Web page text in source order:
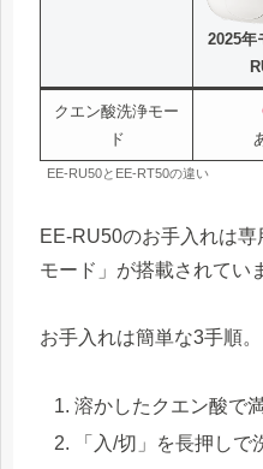
2025年
クエン酸洗浄モー
ド
EE-RU50とEE-RT50の違い
EE-RU50のお手入れは
モード」が搭載されてい
お手入れは簡単な3手順。
溶かしたクエン酸で
「入/切」を長押しで